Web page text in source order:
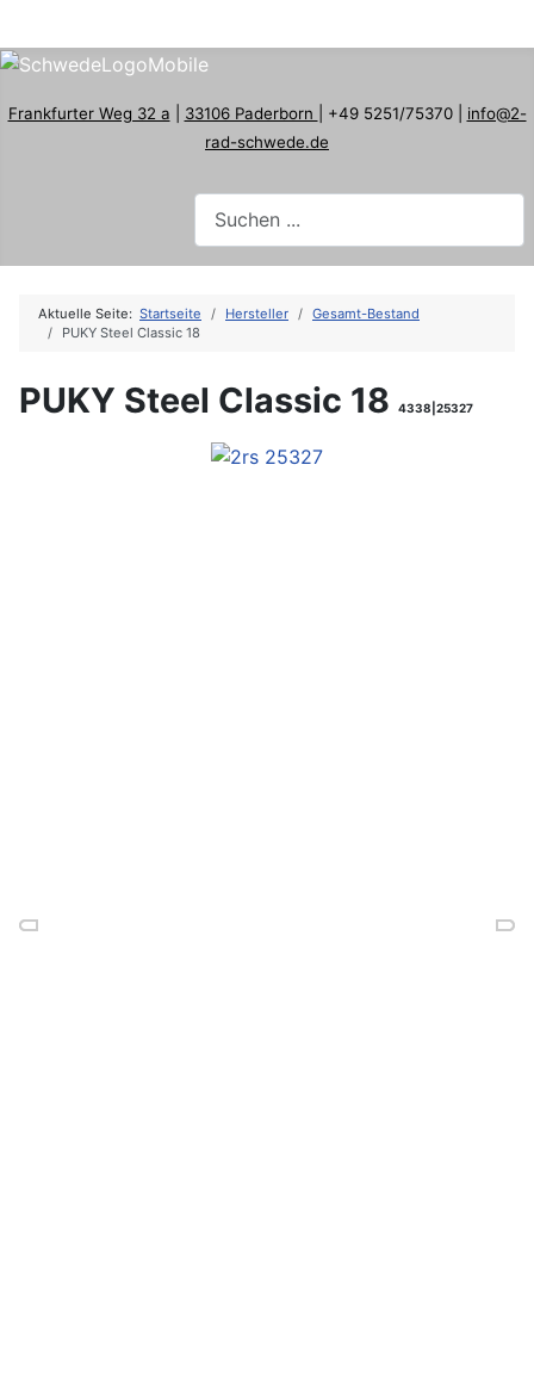
Frankfurter Weg 32 a 33106 Paderborn | +49 5251/75370 | info@2-
rad-schwede.de
Aktuelle Seite: Startseite Hersteller
Gesamt-Bestand
PUKY Steel Classic 18
PUKY Steel Classic 18 4338|25327